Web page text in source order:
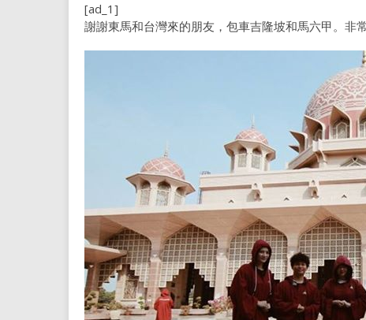
[ad_1]
謝謝東馬和台灣來的朋友，包車吉隆坡和馬六甲。非常